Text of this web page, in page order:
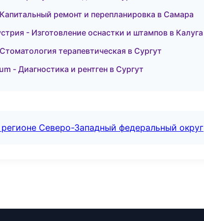
ремонт и перепланировка в Самара
- Изготовление оснастки и штампов в Калуга
терапевтическая в Сургут
- Диагностика и рентген в Сургут
Северо-Западный федеральный округ